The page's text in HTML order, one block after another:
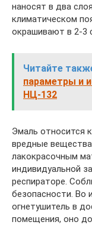
наносят в два
климатическом
окрашивают в 2-3
Читайте
параметры и
НЦ-132
Эмаль относится
вредные
лакокрасочным
индивидуальной
респираторе.
безопасности. Во
огнетушитель в
помещения, оно